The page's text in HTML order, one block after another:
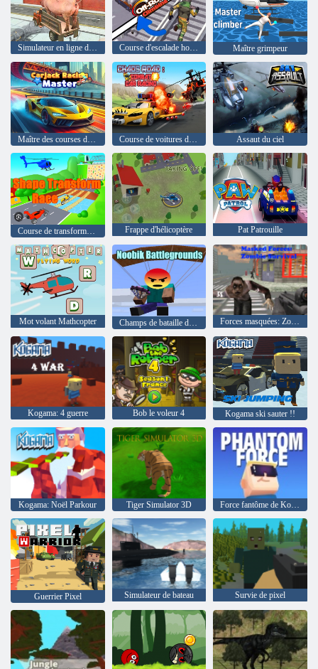
Simulateur en ligne d'emplois de chauffeurs Course d'escalade hors route Maître grimpeur
Maître des courses de carjack Course de voitures de combat sur route du chaos Assaut du ciel
Frappe d'hélicoptère Pat Patrouille
Mot volant Mathcopter Champs de bataille de Noobik Forces masquées: Zombie Survival
Kogama: 4 guerre Bob le voleur 4 Kogama ski sauter !!
Kogama: Noël Parkour Tiger Simulator 3D Force fantôme de Kogama
Guerrier Pixel Simulateur de bateau Survie de pixel